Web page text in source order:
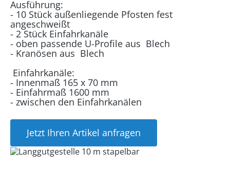
Ausführung:
- 10 Stück außenliegende Pfosten fest
angeschweißt
- 2 Stück Einfahrkanäle
- oben passende U-Profile aus Blech
- Kranösen aus Blech
Einfahrkanäle:
- Innenmaß 165 x 70 mm
- Einfahrmaß 1600 mm
- zwischen den Einfahrkanälen
Jetzt Ihren Artikel anfragen